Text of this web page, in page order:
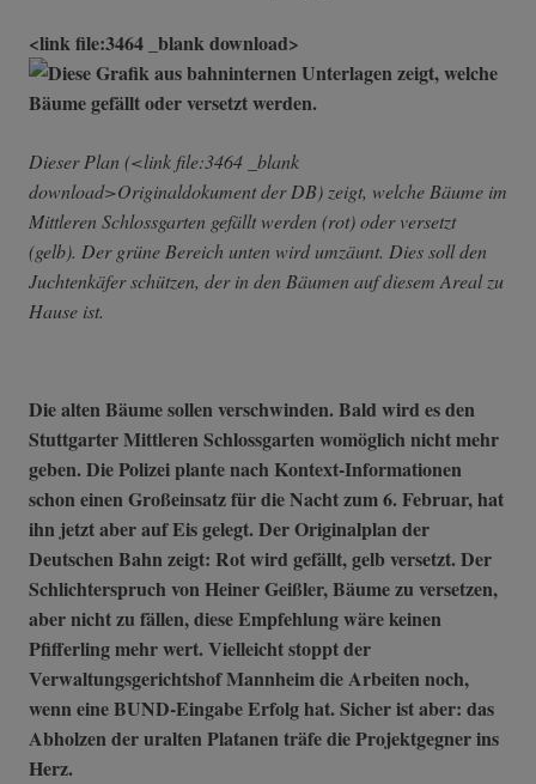
<link file:3464 _blank download>
Dieser Plan (<link file:3464 _blank
download>Originaldokument der DB) zeigt, welche Bäume im
Mittleren Schlossgarten gefällt werden (rot) oder versetzt
(gelb). Der grüne Bereich unten wird umzäunt. Dies soll den
Juchtenkäfer schützen, der in den Bäumen auf diesem Areal zu
Hause ist.
Die alten Bäume sollen verschwinden. Bald wird es den
Stuttgarter Mittleren Schlossgarten womöglich nicht mehr
geben. Die Polizei plante nach Kontext-Informationen
schon einen Großeinsatz für die Nacht zum 6. Februar, hat
ihn jetzt aber auf Eis gelegt. Der Originalplan der
Deutschen Bahn zeigt: Rot wird gefällt, gelb versetzt. Der
Schlichterspruch von Heiner Geißler, Bäume zu versetzen,
aber nicht zu fällen, diese Empfehlung wäre keinen
Pfifferling mehr wert. Vielleicht stoppt der
Verwaltungsgerichtshof Mannheim die Arbeiten noch,
wenn eine BUND-Eingabe Erfolg hat. Sicher ist aber: das
Abholzen der uralten Platanen träfe die Projektgegner ins
Herz.